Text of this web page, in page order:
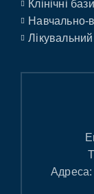
Клінічні бази
Навчально-
Лікувальний
Адреса: